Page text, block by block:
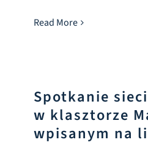
Łatwy język
Read More
Spotkanie
w klasztorze
wpisanym na